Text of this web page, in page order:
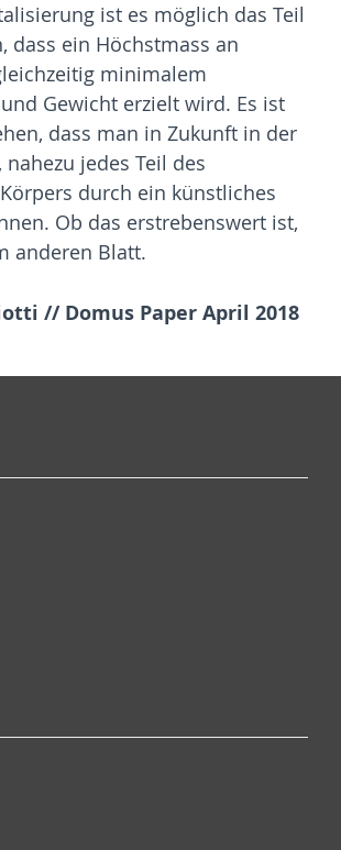
ist es möglich das Teil
dass ein Höchstmass an
minimalem
Gewicht erzielt wird. Es ist
dass man in Zukunft in der
jedes Teil des
durch ein künstliches
Ob das erstrebenswert ist,
anderen Blatt.
// Domus Paper April 2018